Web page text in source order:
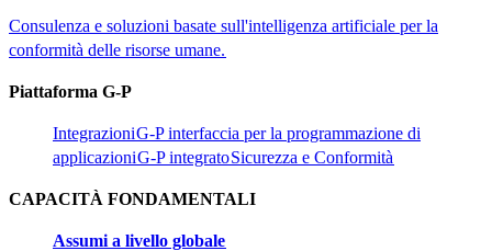
Consulenza e soluzioni basate sull'intelligenza artificiale per la
conformità delle risorse umane.​​
Piattaforma G-P​​
Integrazioni​​G-P interfaccia per la programmazione di
applicazioni​​G-P integrato​​Sicurezza e Conformità​​
CAPACITÀ FONDAMENTALI​​
Assumi a livello globale​​